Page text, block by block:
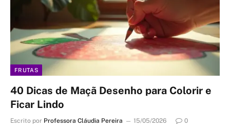
FRUTAS
40 Dicas de Maçã Desenho para Colorir e
Ficar Lindo
Escrito por Professora Cláudia Pereira 15/05/2026 0